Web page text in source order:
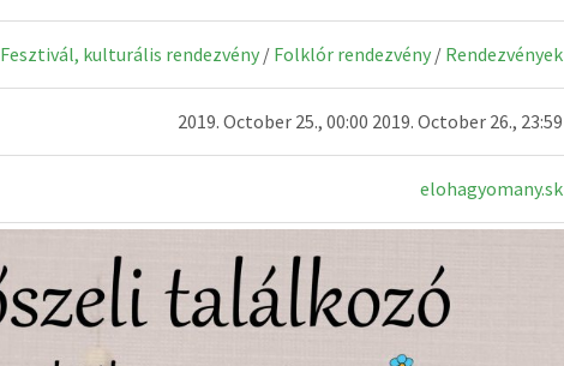
Fesztivál, kulturális rendezvény / Folklór rendezvény / Rendezvények
2019. October 25., 00:00 2019. October 26., 23:59
elohagyomany.sk